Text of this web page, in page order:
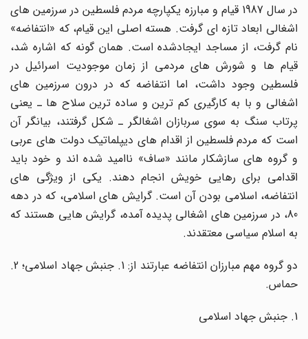
در سال 1987 قیام و مبارزه یکپارچه مردم فلسطین در سرزمین هاى
اشغالى ابعاد تازه اى گرفت. هسته اصلى این قیام، که «انتفاضه»
نام گرفت، از مساجد ایجادشده است. همان گونه که اشاره شد،
قیام ها و شورش هاى مردمى از زمان موجودیت اسرائیل در
فلسطین وجود داشت، اما انتفاضه که در درون سرزمین هاى
اشغالى و با به کارگیرى کم ترین و ساده ترین سلاح ها ـ یعنى
پرتاب سنگ به سوى سربازان اشغالگر ـ شکل گرفتند، بیانگر آن
است که مردم فلسطین از اقدام هاى دیپلماتیک دولت هاى عربى
و گروه هاى سازشکار مانند «ساف» ناامید شده اند و خود باید
اقدامى براى رهایى خویش انجام دهند. یکى از ویژگى هاى
انتفاضه، اسلامى بودن آن است. گرایش هاى اسلامى، که در دهه
80، در سرزمین هاى اشغالى پدیده آمده، گرایش هایى هستند که
به اسلام سیاسى معتقدند.
دو گروه مهم مبارزان انتفاضه عبارتند از: 1. جنبش جهاد اسلامى؛ 2.
حماس.